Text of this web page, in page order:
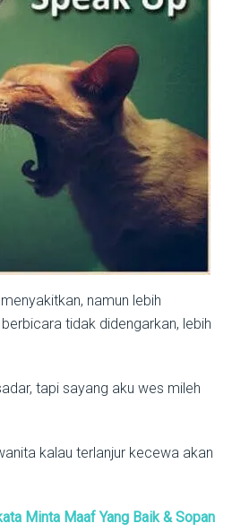
namun lebih
tidak didengarkan, lebih
tapi sayang aku wes mileh
kalau terlanjur kecewa akan
Minta Maaf Yang Baik & Sopan